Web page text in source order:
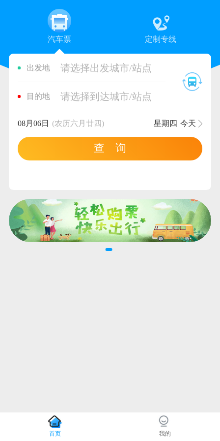
汽车票 定制专线
出发地 请选择出发城市/站点
目的地 请选择到达城市/站点
08月06日 (农历六月廿四) 星期四 今天
查 询
首页 我的